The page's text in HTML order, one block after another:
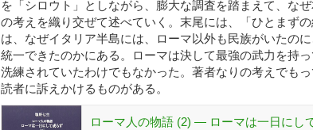
を「シロウト」としながら、膨大な調査を踏まえて、な
の考えを織り交ぜて述べていく。末尾には、「ひとまず
は、なぜイタリア半島には、ローマ以外も民族がいたの
統一できたのかにある。ローマは決して最強の武力を持
洗練されていたわけでもなかった。著者なりの考えでも
読者に訴えかけるものがある。
ローマ人の物語 (2) ― ローマは一日にし